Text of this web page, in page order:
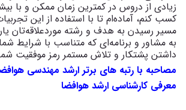
زیادی از دروس در کمترین زمان ممکن و با
کسب کنم، آماده‌ام تا با استفاده از این
مسیر رسیدن به هدف و رشته مورد‌علاقه‌تان
به مشاور و برنامه‌ای که متناسب با شرایط
داشتن پشتکار و تلاش مستمر رمز موفقیت
مصاحبه با رتبه های برتر ارشد مهندسی
معرفی کارشناسی ارشد هوافضا